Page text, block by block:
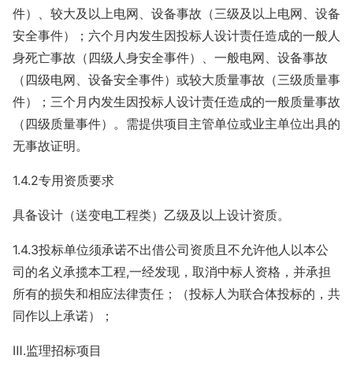
件）、较大及以上电网、设备事故（三级及以上电网、设备
安全事件）；六个月内发生因投标人设计责任造成的一般人
身死亡事故（四级人身安全事件）、一般电网、设备事故
（四级电网、设备安全事件）或较大质量事故（三级质量事
件）；三个月内发生因投标人设计责任造成的一般质量事故
（四级质量事件）。需提供项目主管单位或业主单位出具的
无事故证明。
1.4.2专用资质要求
具备设计（送变电工程类）乙级及以上设计资质。
1.4.3投标单位须承诺不出借公司资质且不允许他人以本公
司的名义承揽本工程,一经发现，取消中标人资格，并承担
所有的损失和相应法律责任；（投标人为联合体投标的，共
同作以上承诺）；
Ⅲ.监理招标项目